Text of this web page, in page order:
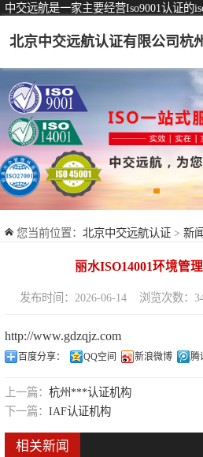
北京中交远航认证有限公司杭
您当前位置： 北京中交远航认证 > 新
丽水ISO14001环境管
发布时间：2026-06-14 浏览次数：
http://www.gdzqjz.com
百度分享： QQ空间 新浪微博 腾
上一篇： 杭州***认证机构
下一篇： IAF认证机构
相关新闻
认证服务 可从
交通运